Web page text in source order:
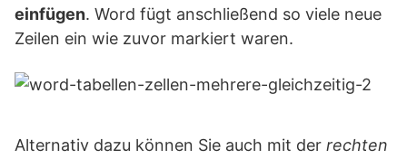
einfügen. Word fügt anschließend so viele neue
Zeilen ein wie zuvor markiert waren.
Alternativ dazu können Sie auch mit der rechten